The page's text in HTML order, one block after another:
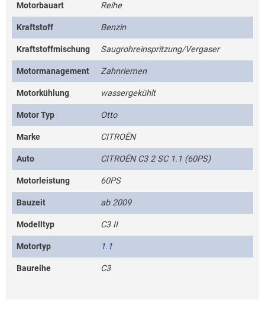
Motorbauart Reihe
Kraftstoff Benzin
Kraftstoffmischung Saugrohreinspritzung/Vergaser
Motormanagement Zahnriemen
Motorkühlung wassergekühlt
Motor Typ Otto
Marke CITROËN
Auto CITROËN C3 2 SC 1.1 (60PS)
Motorleistung 60PS
Bauzeit ab 2009
Modelltyp C3 II
Motortyp 1.1
Baureihe C3